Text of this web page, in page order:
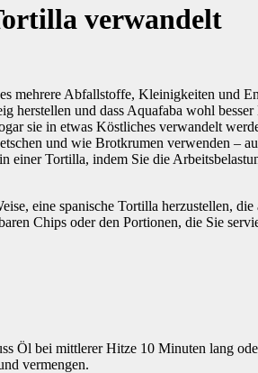
verwandelt
mehrere Abfallstoffe, Kleinigkeiten und
herstellen und dass Aquafaba wohl
sie in etwas Köstliches verwandelt
und wie Brotkrumen verwenden –
einer Tortilla, indem Sie die
eine spanische Tortilla herzustellen,
Chips oder den Portionen, die Sie
Öl bei mittlerer Hitze 10 Minuten lang
vermengen.